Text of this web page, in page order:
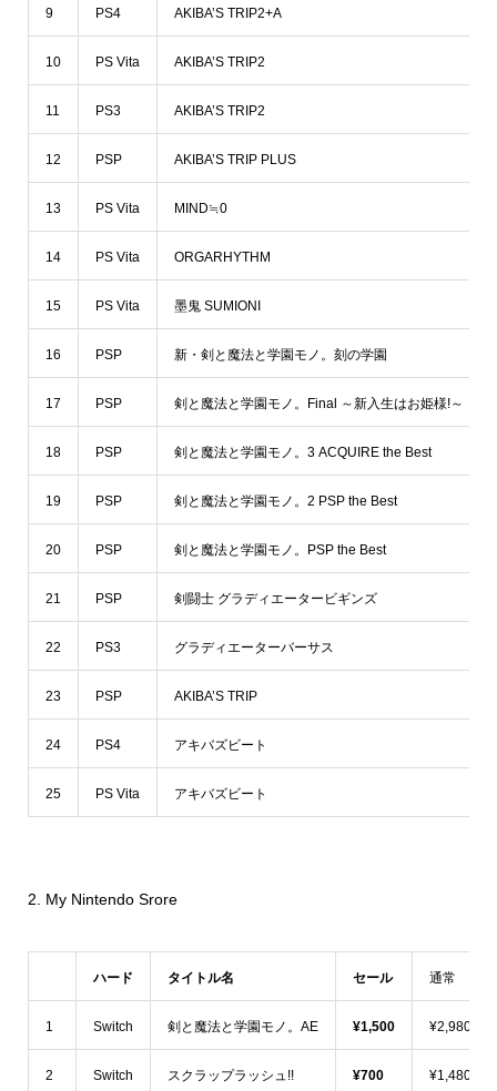
9 PS4 AKIBA’S TRIP2+A
10 PS Vita AKIBA’S TRIP2
11 PS3 AKIBA’S TRIP2
12 PSP AKIBA’S TRIP PLUS
13 PS Vita MIND≒0
14 PS Vita ORGARHYTHM
15 PS Vita 墨鬼 SUMIONI
16 PSP 新・剣と魔法と学園モノ。刻の学園
17 PSP 剣と魔法と学園モノ。Final ～新入生はお姫様!～
18 PSP 剣と魔法と学園モノ。3 ACQUIRE the Best
19 PSP 剣と魔法と学園モノ。2 PSP the Best
20 PSP 剣と魔法と学園モノ。PSP the Best
21 PSP 剣闘士 グラディエータービギンズ
22 PS3 グラディエーターバーサス
23 PSP AKIBA’S TRIP
24 PS4 アキバズビート
25 PS Vita アキバズビート
2. My Nintendo Srore
ハード タイトル名 セール 通常
1 Switch 剣と魔法と学園モノ。AE ¥1,500 ¥2,980
2 Switch スクラップラッシュ!! ¥700 ¥1,480